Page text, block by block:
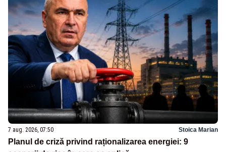
7 aug. 2026, 07:50 Stoica Marian
Planul de criză privind raționalizarea energiei: 9